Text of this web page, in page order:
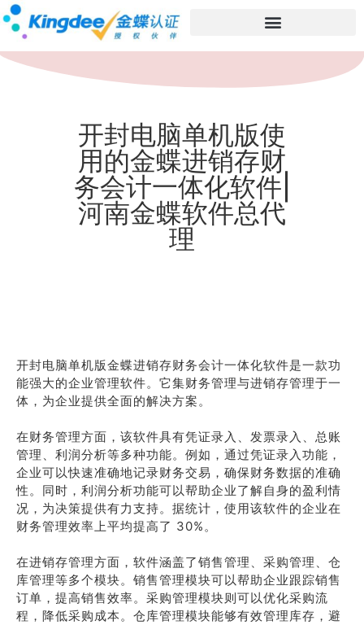
开封电脑单机版使
用的金蝶进销存财
务会计一体化软件|
河南金蝶软件总代
理
开封电脑单机版金蝶进销存财务会计一体化软件是一款功
能强大的企业管理软件。它集财务管理与进销存管理于一
体，为企业提供全面的解决方案。
在财务管理方面，该软件具有凭证录入、发票录入、总账
管理、利润分析等多种功能。例如，通过凭证录入功能，
企业可以快速准确地记录财务交易，确保财务数据的准确
性。同时，利润分析功能可以帮助企业了解自身的盈利情
况，为决策提供有力支持。据统计，使用该软件的企业在
财务管理效率上平均提高了 30%。
在进销存管理方面，软件涵盖了销售管理、采购管理、仓
库管理等多个模块。销售管理模块可以帮助企业跟踪销售
订单，提高销售效率。采购管理模块则可以优化采购流
程，降低采购成本。仓库管理模块能够有效管理库存，避